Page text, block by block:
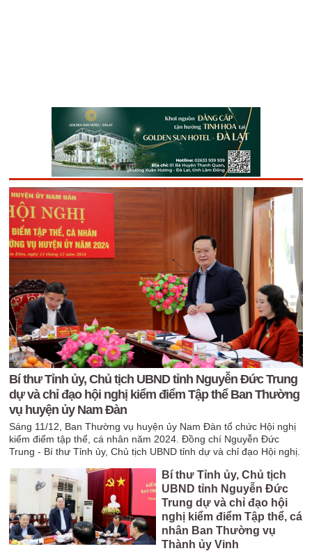
Bí thư Tỉnh ủy, Chủ tịch UBND tỉnh Nguyễn Đức Trung
dự và chỉ đạo hội nghị kiểm điểm Tập thể Ban Thường
vụ huyện ủy Nam Đàn
Sáng 11/12, Ban Thường vụ huyện ủy Nam Đàn tổ chức Hội nghị
kiểm điểm tập thể, cá nhân năm 2024. Đồng chí Nguyễn Đức
Trung - Bí thư Tỉnh ủy, Chủ tịch UBND tỉnh dự và chỉ đạo Hội nghị.
Bí thư Tỉnh ủy, Chủ tịch
UBND tỉnh Nguyễn Đức
Trung dự và chỉ đạo hội
nghị kiểm điểm Tập thể, cá
nhân Ban Thường vụ
Thành ủy Vinh